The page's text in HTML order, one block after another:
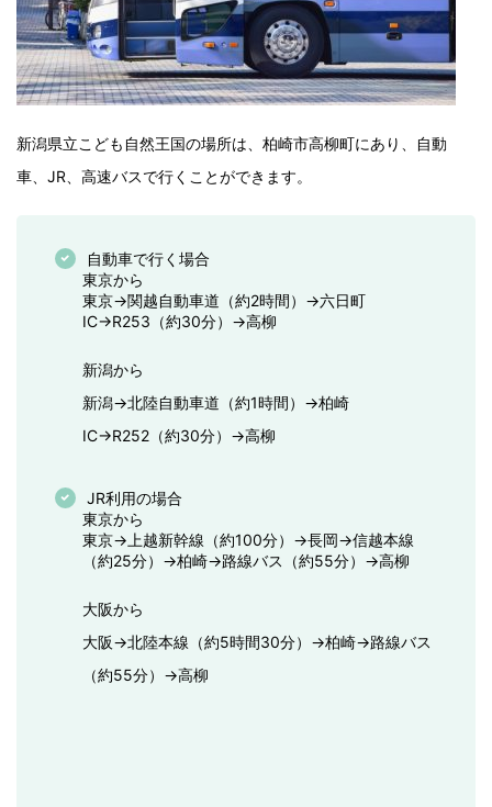
新潟県立こども自然王国の場所は、柏崎市高柳町にあり、自動
車、JR、高速バスで行くことができます。
自動車で行く場合
東京から
東京→関越自動車道（約2時間）→六日町
IC→R253（約30分）→高柳
新潟から
新潟→北陸自動車道（約1時間）→柏崎
IC→R252（約30分）→高柳
JR利用の場合
東京から
東京→上越新幹線（約100分）→長岡→信越本線
（約25分）→柏崎→路線バス（約55分）→高柳
大阪から
大阪→北陸本線（約5時間30分）→柏崎→路線バス
（約55分）→高柳